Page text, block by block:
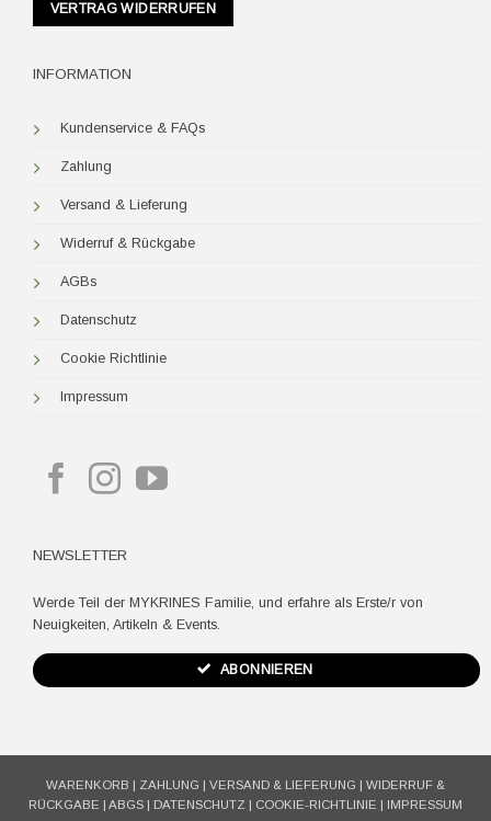
VERTRAG WIDERRUFEN
INFORMATION
Kundenservice & FAQs
Zahlung
Versand & Lieferung
Widerruf & Rückgabe
AGBs
Datenschutz
Cookie Richtlinie
Impressum
NEWSLETTER
Werde Teil der MYKRINES Familie, und erfahre als Erste/r von
Neuigkeiten, Artikeln & Events.
ABONNIEREN
WARENKORB | ZAHLUNG | VERSAND & LIEFERUNG | WIDERRUF &
RÜCKGABE | ABGS | DATENSCHUTZ | COOKIE-RICHTLINIE | IMPRESSUM